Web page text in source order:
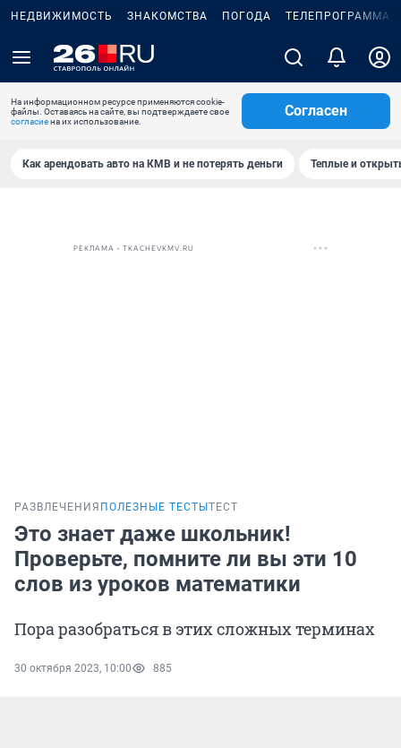
НЕДВИЖИМОСТЬ ЗНАКОМСТВА ПОГОДА ТЕЛЕПРОГРАММА
На информационном ресурсе применяются cookie-
файлы. Оставаясь на сайте, вы подтверждаете свое
согласиена их использование.
Согласен
Как арендовать авто на КМВ и не потерять деньги Теплые и
РЕКЛАМА • TKACHEVKMV.RU
РАЗВЛЕЧЕНИЯ ПОЛЕЗНЫЕ ТЕСТЫ ТЕСТ
Это знает даже школьник!
Проверьте, помните ли вы эти 10
слов из уроков математики
Пора разобраться в этих сложных терминах
30 октября 2023, 10:00 885